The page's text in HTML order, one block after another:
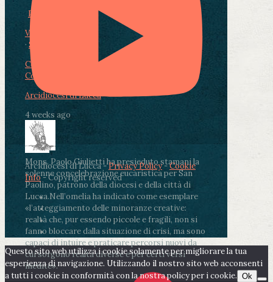
Photo
View on Facebook
· Share
Condividi su Facebook
Condividi su LinkedIn
Arcidiocesi di Lucca
4 weeks ago
Mons. Paolo Giulietti ha presieduto stamani la
solenne concelebrazione eucaristica per San
Paolino, patrono della diocesi e della città di
Lucca.Nell’omelia ha indicato come esemplare
«l’atteggiamento delle minoranze creative:
realtà che, pur essendo piccole e fragili, non si
fanno bloccare dalla situazione di crisi, ma sono
capaci di intuire e praticare percorsi nuovi da
cui sorgono realtà diverse e per certi versi
inedite».
Arcidiocesi di Lucca -Privacy Policy-Cookie
Info- Copyright reserved
Questo sito web utilizza i cookie solamente per migliorare la tua
esperienza di navigazione. Utilizzando il nostro sito web acconsenti
a tutti i cookie in conformità con la nostra policy per i cookie. Ok